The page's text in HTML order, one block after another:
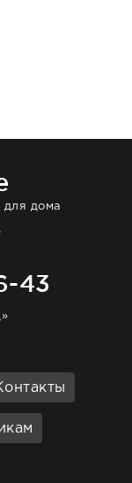
Выглядит
для дома
43